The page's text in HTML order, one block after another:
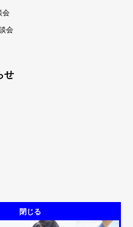
閉じる
会
会
せ